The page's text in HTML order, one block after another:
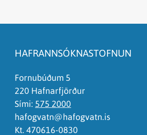
Það er of mikið efni á síðunni
Ég skil ekki efnið, finnst það of flókið
HAFRANNSÓKNASTOFNUN
Fornubúðum 5
220 Hafnarfjörður
Sími: 575 2000
hafogvatn@hafogvatn.is
Kt. 470616-0830